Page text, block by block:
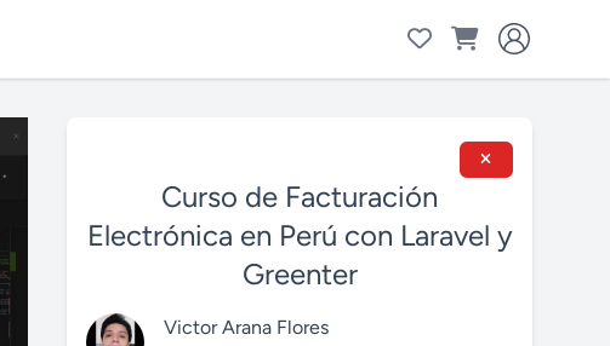
Curso de Facturación
Electrónica en Perú con Laravel y
Greenter
Victor Arana Flores